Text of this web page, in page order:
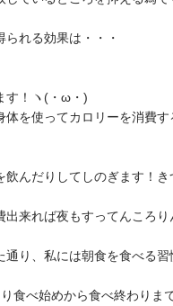
れる効果は・・・
す！ヽ(・ω・)ゝ
を使ってカロリーを消費
んだりしてしのぎます！
来れば夜もすってんころ
り、私には朝食を食べる
食べ始めから食べ終わりま